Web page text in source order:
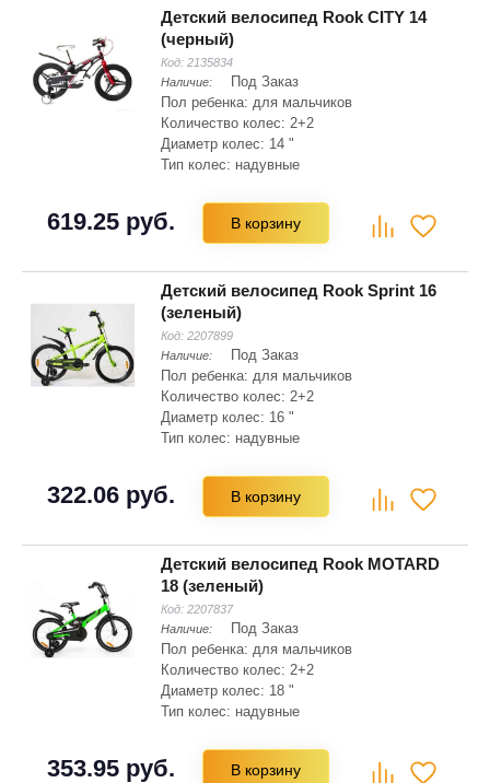
Детский велосипед Rook CITY 14
(черный)
Код: 2135834
Наличие:
Под Заказ
Пол ребенка: для мальчиков
Количество колес: 2+2
Диаметр колес: 14 "
Тип колес: надувные
Складная рама: нет
Тип вилки: жесткая
619.25 руб. В корзину
Детский велосипед Rook Sprint 16
(зеленый)
Код: 2207899
Наличие:
Под Заказ
Пол ребенка: для мальчиков
Количество колес: 2+2
Диаметр колес: 16 "
Тип колес: надувные
Складная рама: нет
Тип вилки: жесткая
322.06 руб. В корзину
Детский велосипед Rook MOTARD
18 (зеленый)
Код: 2207837
Наличие:
Под Заказ
Пол ребенка: для мальчиков
Количество колес: 2+2
Диаметр колес: 18 "
Тип колес: надувные
Складная рама: нет
Тип вилки: жесткая
353.95 руб. В корзину